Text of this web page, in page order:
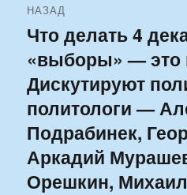
по
записям
НАЗАД
Предыдущая
запись:
Что делать 4
«выборы» —
Дискутируют
политологи —
Подрабинек,
Аркадий
Орешкин,